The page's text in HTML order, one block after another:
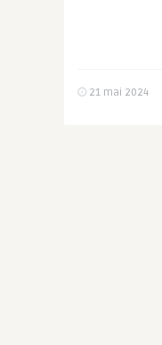
21 mai 2024